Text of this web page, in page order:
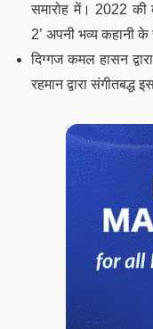
समारोह में। 2022 की
2’ अपनी भव्य कहानी के
दिग्गज कमल हासन
रहमान द्वारा संगीतबद्ध